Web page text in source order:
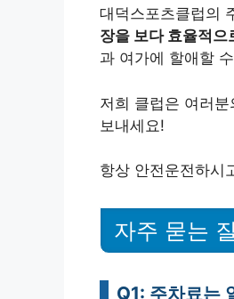
대덕스포츠클럽의
장을 보다 효율적으
과 여가에 할애할
저희 클럽은 여러
보내세요!
항상 안전운전하시
자주 묻는
Q1: 주차료는